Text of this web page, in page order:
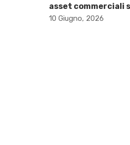
asset commerciali
10 Giugno, 2026